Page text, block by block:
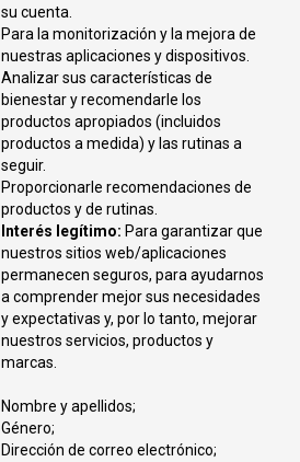
su cuenta.
Para la monitorización y la mejora de
nuestras aplicaciones y dispositivos.
Analizar sus características de
bienestar y recomendarle los
productos apropiados (incluidos
productos a medida) y las rutinas a
seguir.
Proporcionarle recomendaciones de
productos y de rutinas.
Interés legítimo: Para garantizar que
nuestros sitios web/aplicaciones
permanecen seguros, para ayudarnos
a comprender mejor sus necesidades
y expectativas y, por lo tanto, mejorar
nuestros servicios, productos y
marcas.
Nombre y apellidos;
Género;
Dirección de correo electrónico;